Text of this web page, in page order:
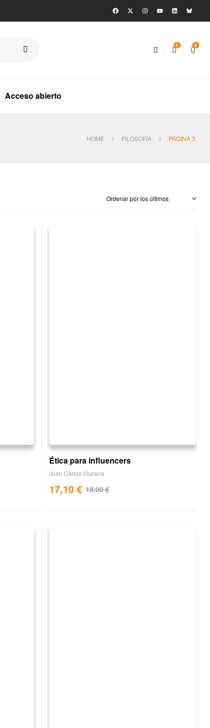
0 0
Acceso abierto
HOME FILOSOFÍA PÁGINA 3
Ética para influencers
Juan Carlos Siurana
18,00€
17,10 €